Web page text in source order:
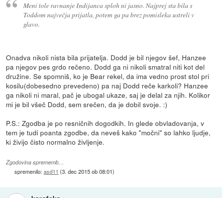
Meni tole ravnanje Indijanca sploh ni jasno. Najprej sta bila s
Toddom največja prijatla, potem ga pa brez pomisleka ustreli v
glavo.
Onadva nikoli nista bila prijatelja. Dodd je bil njegov šef, Hanzee
pa njegov pes grdo rečeno. Dodd ga ni nikoli smatral niti kot del
družine. Se spomniš, ko je Bear rekel, da ima vedno prost stol pri
kosilu(dobesedno prevedeno) pa naj Dodd reče karkoli? Hanzee
ga nikoli ni maral, pač je ubogal ukaze, saj je delal za njih. Kolikor
mi je bil všeč Dodd, sem srečen, da je dobil svoje. :)
P.S.: Zgodba je po resničnih dogodkih. In glede obvladovanja, v
tem je tudi poanta zgodbe, da neveš kako "močni" so lahko ljudje,
ki živijo čisto normalno življenje.
Zgodovina sprememb…
spremenilo:asd11 (3. dec 2015 ob 08:01)